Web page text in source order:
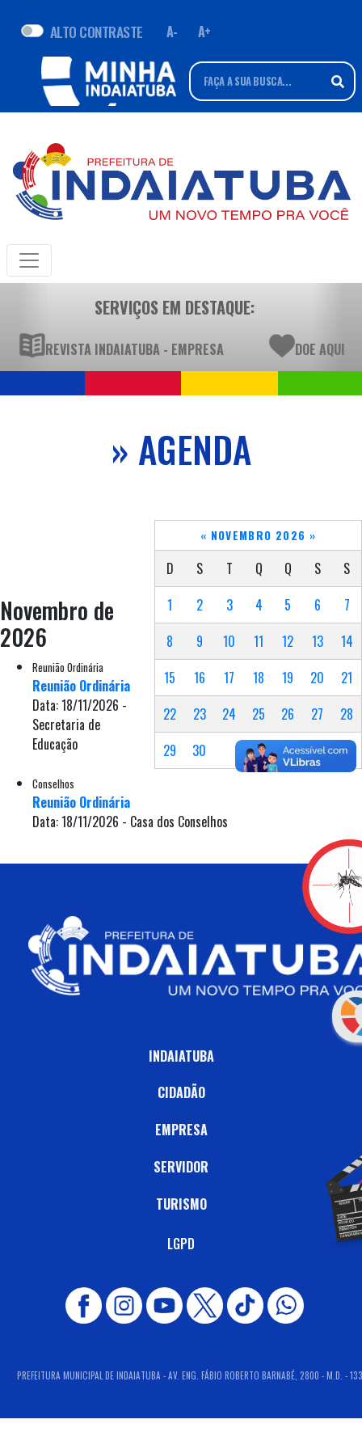
ALTO CONTRASTE A- A+
SERVIÇOS EM DESTAQUE:
REVISTA INDAIATUBA - EMPRESA DOE AQUI
» AGENDA
« NOVEMBRO 2026 »
D S T Q Q S
S
1
2 3 4 5 6
7
8
9 10 11 12 13
14
15
16 17 18 19 20
21
22
23 24 25 26 27
28
29
30
Novembro de
2026
Reunião Ordinária
Reunião Ordinária
Data: 18/11/2026 -
Secretaria de
Educação
Conselhos
Reunião Ordinária
Data: 18/11/2026 - Casa dos Conselhos
INDAIATUBA
CIDADÃO
EMPRESA
SERVIDOR
TURISMO
LGPD
PREFEITURA MUNICIPAL DE INDAIATUBA - AV. ENG. FÁBIO ROBERTO BARNABÉ, 2800 - M.D. -